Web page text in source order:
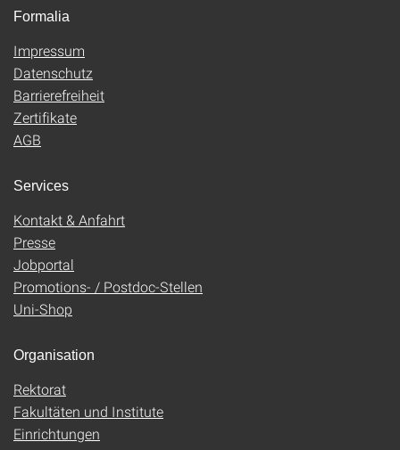
Formalia
Impressum
Datenschutz
Barrierefreiheit
Zertifikate
AGB
Services
Kontakt & Anfahrt
Presse
Jobportal
Promotions- / Postdoc-Stellen
Uni-Shop
Organisation
Rektorat
Fakultäten und Institute
Einrichtungen